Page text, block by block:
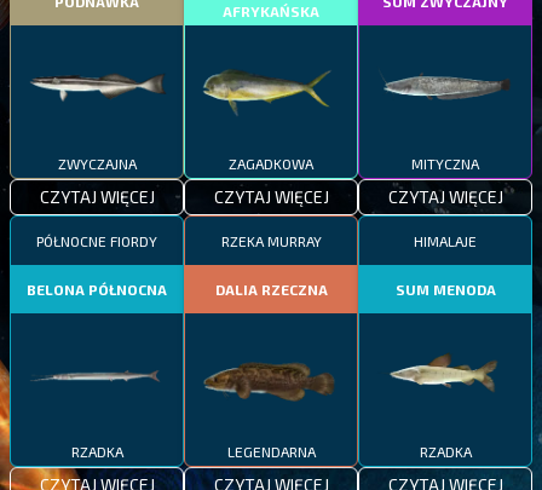
ZWYCZAJNA
CZYTAJ WIĘCEJ
AFRYKAŃSKA
ZAGADKOWA
CZYTAJ WIĘCEJ
MITYCZNA
CZYTAJ WIĘCEJ
PÓŁNOCNE FIORDY
BELONA PÓŁNOCNA
RZADKA
CZYTAJ WIĘCEJ
RZEKA MURRAY
DALIA RZECZNA
LEGENDARNA
CZYTAJ WIĘCEJ
HIMALAJE
SUM MENODA
RZADKA
CZYTAJ WIĘCEJ